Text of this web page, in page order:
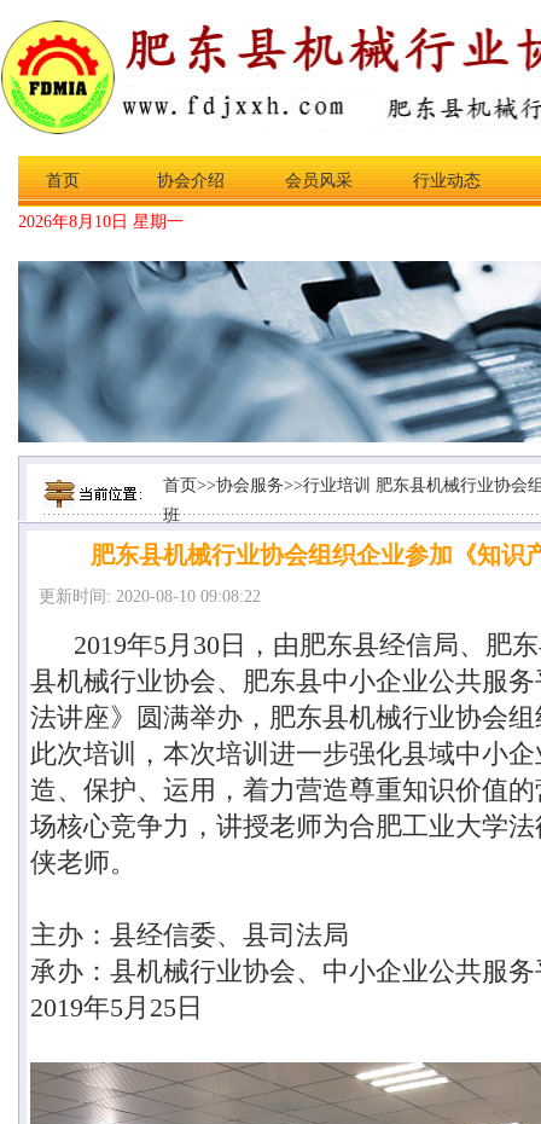
首页 协会介绍 会员风采 行业动态
2026年8月10日 星期一
首页>>协会服务>>行业培训
肥东县机械行业协会
班
肥东县机械行业协会组织企业参加《知识
更新时间: 2020-08-10 09:08:22
2019年5月30日，由肥东县经信局、肥
县机械行业协会、肥东县中小企业公共服
法讲座》圆满举办，肥东县机械行业协会
此次培训，本次培训 进一步强化县域中小
造、保护、运用，着力营造尊重知识价值
场核心竞争力，讲授老师为合肥工业大学
侠老师。
主办：县经信委、县司法局
承办：县机械行业协会、中小企业公共服务
2019年5月25日